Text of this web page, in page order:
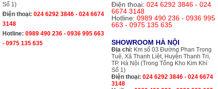
Số 1)
Điện thoại: 024 6292 3846 - 024 6674
3148
Hotline: 0989 490 236 - 0936 995 663
- 0975 135 635
Điện thoại: 024 6292 3846 - 024
6674 3148
Hotline: 0989 490 236 - 0936 995
663 - 0975 135 635
SHOWROOM HÀ NỘI
Địa chỉ: Km số 03 Đường Phan Trọng
Tuệ, Xã Thanh Liệt, Huyện Thanh Trì,
TP. Hà Nội (Trong Tổng Kho Kim Khí
Số 1)
Điện thoại: 024 6292 3846 - 024 6674
3148